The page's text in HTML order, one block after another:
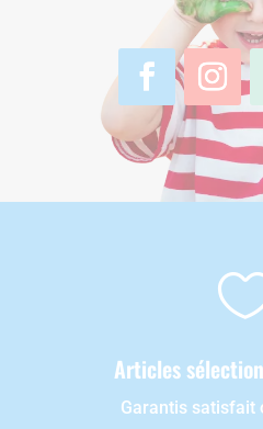
Articles
Garantis satisfait